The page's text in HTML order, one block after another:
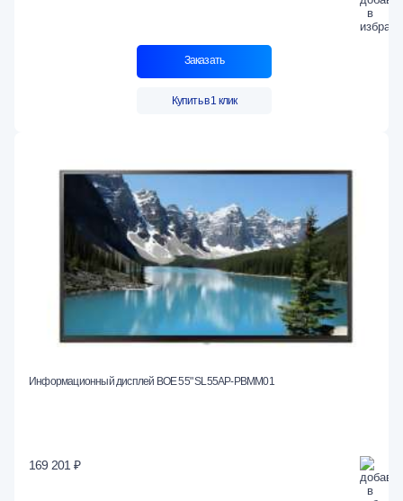
Заказать
Купить в 1 клик
Информационный дисплей BOE 55" SL55AP-PBMM01
169 201 ₽